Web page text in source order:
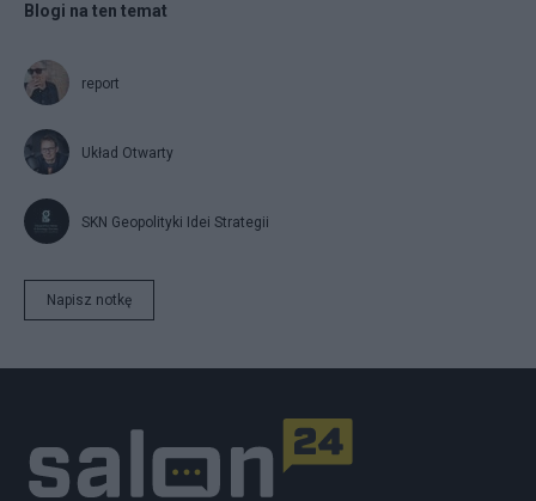
Blogi na ten temat
report
Układ Otwarty
SKN Geopolityki Idei Strategii
Napisz notkę